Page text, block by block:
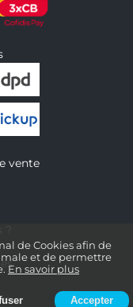
de Cookies afin de
et de permettre
En savoir plus
Accepter
vente